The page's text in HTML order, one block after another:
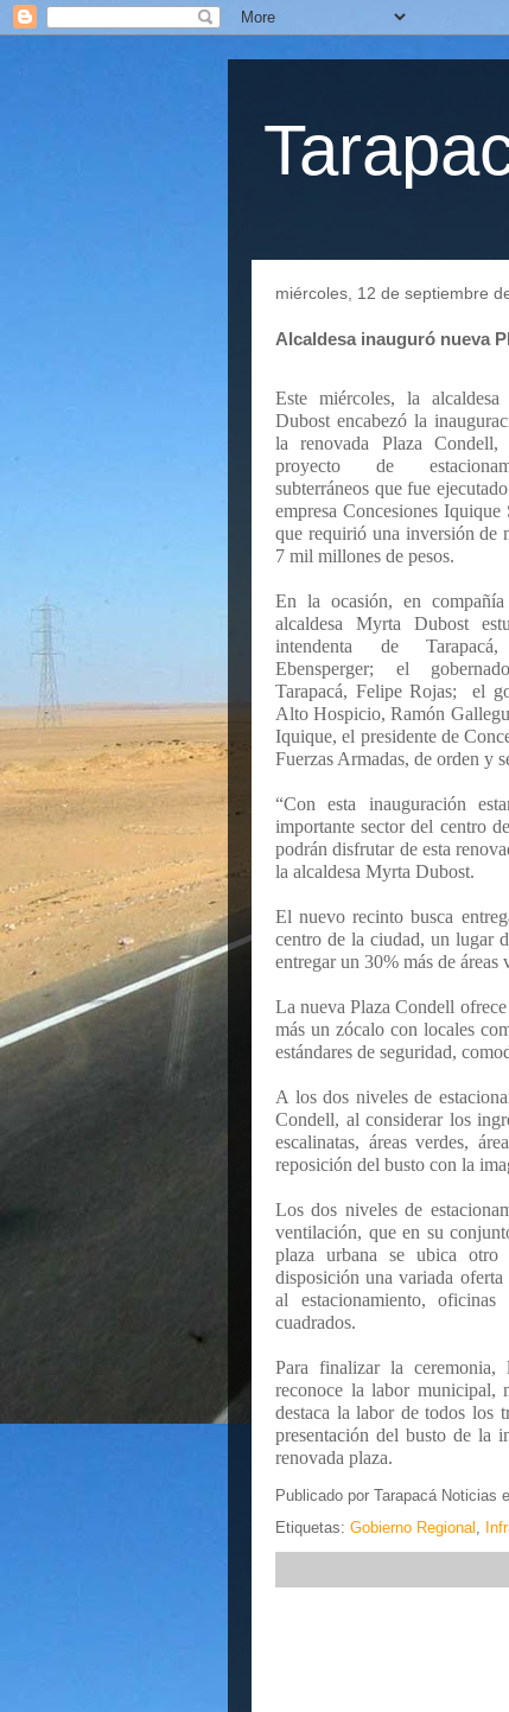
miércoles, 12 de septiembre
Alcaldesa inauguró nueva
Este miércoles, la alcaldesa
Dubost encabezó la
la renovada Plaza Condell,
proyecto de
subterráneos que fue
empresa Concesiones
que requirió una inversión de
7 mil millones de pesos.
En la ocasión, en
alcaldesa Myrta Dubost
intendenta de
Ebensperger; el
Tarapacá, Felipe Rojas; el
Alto Hospicio, Ramón
Iquique, el presidente de
Fuerzas Armadas, de orden y
“Con esta inauguración
importante sector del centro
podrán disfrutar de esta
la alcaldesa Myrta Dubost.
El nuevo recinto busca
centro de la ciudad, un lugar
entregar un 30% más de áreas
La nueva Plaza Condell
más un zócalo con locales
estándares de seguridad,
A los dos niveles de
Condell, al considerar los
escalinatas, áreas verdes,
reposición del busto con la
Los dos niveles de
ventilación, que en su
plaza urbana se ubica otro
disposición una variada oferta
al estacionamiento,
cuadrados.
Para finalizar la ceremonia,
reconoce la labor municipal,
destaca la labor de todos los
presentación del busto de la
renovada plaza.
Publicado por Tarapacá Noticias
Etiquetas: Gobierno Regional ,